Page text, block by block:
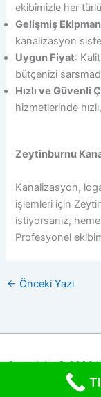
ekibimizle her
Gelişmiş Ekipman
kanalizasyon
Uygun Fiyat:
bütçenizi
Hızlı ve Güvenli
hizmetlerinde
Zeytinburnu
Kanalizasyon,
işlemleri için
istiyorsanız,
Profesyonel
← Önceki Yazı
Copyright © 2026